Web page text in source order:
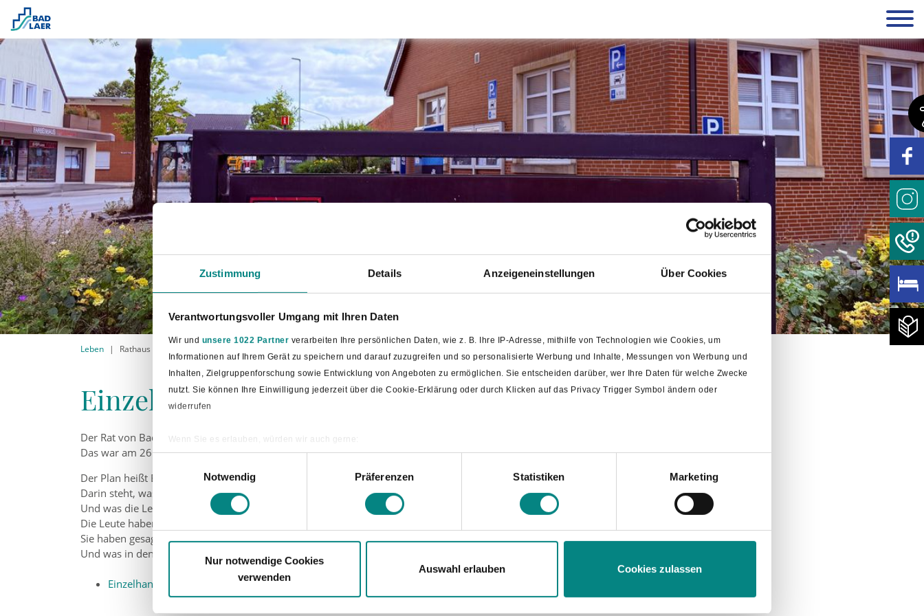
Zustimmung Details Anzeigeneinstellungen Über Cookies
Verantwortungsvoller Umgang mit Ihren Daten
Wir und unsere 1022 Partner verarbeiten Ihre persönlichen Daten, wie z. B. Ihre IP-Adresse, mithilfe von Technologien wie Cookies, um
Informationen auf Ihrem Gerät zu speichern und darauf zuzugreifen und so personalisierte Werbung und Inhalte, Messungen von Werbung und
Inhalten, Zielgruppenforschung sowie Entwicklung von Angeboten zu ermöglichen. Sie entscheiden darüber, wer Ihre Daten für welche Zwecke
nutzt. Sie können Ihre Einwilligung jederzeit über die Cookie-Erklärung oder durch Klicken auf das Privacy Trigger Symbol ändern oder
widerrufen
Wenn Sie es erlauben, würden wir auch gerne:
Ihr Gerät durch aktives Scannen nach bestimmten Merkmalen (Fingerprinting) identifizieren
Erfahren Sie mehr darüber, wie Ihre persönlichen Daten verarbeitet werden, und legen Sie Ihre Präferenzen im
Abschnitt Einzelheiten
Notwendig
Präferenzen Statistiken Marketing
Nur notwendige Cookies
verwenden
Auswahl erlauben Cookies zulassen
Leben Rathaus
Einzelhandelskonzept
Der Rat von Bad Laer hat einen Plan gemacht.
Das war am 26. Juni 2025.
Der Plan heißt Einzelhandels-Konzept.
Darin steht, was es in Bad Laer zu kaufen gibt.
Und was die Leute kaufen wollen.
Die Leute haben überlegt: Was kann Bad Laer in Zukunft besser machen? Dafür haben sie Ziele aufgeschrieben.
Sie haben gesagt, wo die wichtigen Läden sein sollen.
Und was in den Läden verkauft werden darf.
Einzelhandels-Konzept für Bad Laer (PDF, 4,16 MB)